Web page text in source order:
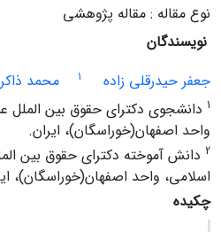
نوع مقاله : مقاله پژوهشی
نویسندگان
جعفر حیدرقلی زاده
1 محمد
1 دانشجوی دکترای حقوق بین الملل
واحد اصفهان(خوراسگان)، ایران.
2 دانش آموخته دکترای حقوق بین
اسلامی، واحد اصفهان(خوراسگان)،
چکیده